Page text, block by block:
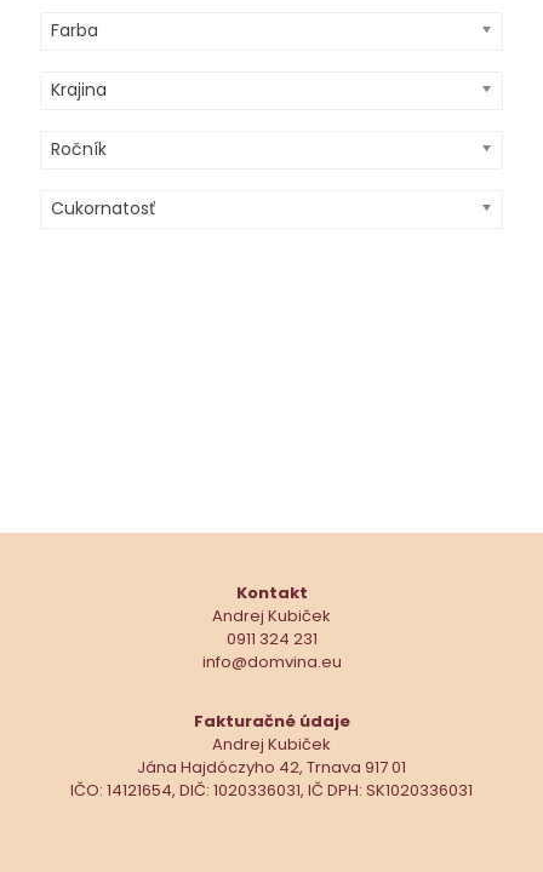
Farba
Krajina
Ročník
Cukornatosť
Kontakt
Andrej Kubiček
0911 324 231
info@domvina.eu
Fakturačné údaje
Andrej Kubiček
Jána Hajdóczyho 42, Trnava 917 01
IČO: 14121654, DIČ: 1020336031, IČ DPH: SK1020336031